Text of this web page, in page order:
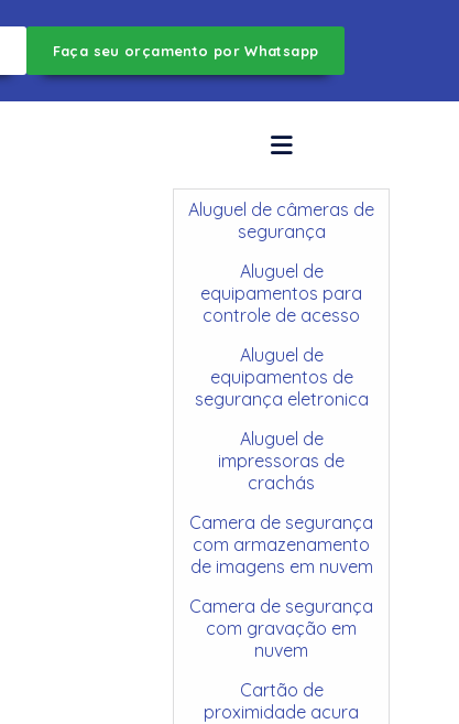
Faça seu orçamento por Whatsapp
Aluguel de câmeras de
segurança
Aluguel de
equipamentos para
controle de acesso
Aluguel de
equipamentos de
segurança eletronica
Aluguel de
impressoras de
crachás
Camera de segurança
com armazenamento
de imagens em nuvem
Camera de segurança
com gravação em
nuvem
Cartão de
proximidade acura